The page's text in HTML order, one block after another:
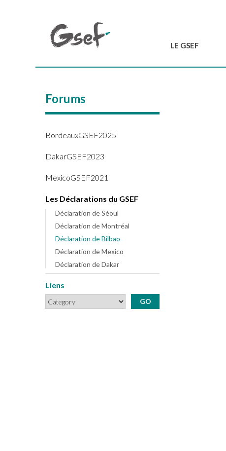
LE GSEF
Forums
BordeauxGSEF2025
DakarGSEF2023
MexicoGSEF2021
Les Déclarations du GSEF
Déclaration de Séoul
Déclaration de Montréal
Déclaration de Bilbao
Déclaration de Mexico
Déclaration de Dakar
Liens